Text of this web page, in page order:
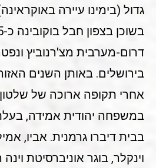
גדול (בימינו עיירה
בירושלים. באותן השנים
אחרי תקופה ארוכה של שלטון
במשפחה יהודית אמידה,
בבית דיברו גרמנית. אביו,
וינקלר, בוגר אוניברסיטת